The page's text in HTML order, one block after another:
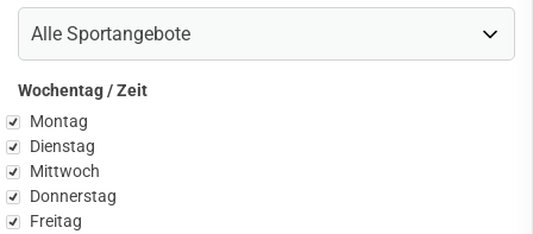
Wochentag / Zeit
Montag
Dienstag
Mittwoch
Donnerstag
Freitag